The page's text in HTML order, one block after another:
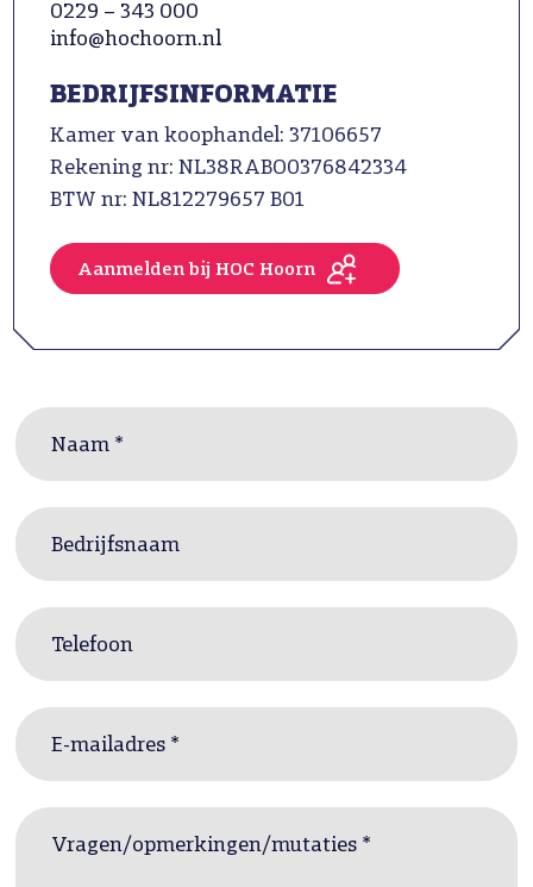
0229 – 343 000
info@hochoorn.nl
BEDRIJFSINFORMATIE
Kamer van koophandel: 37106657
Rekening nr: NL38RABO0376842334
BTW nr: NL812279657 B01
Aanmelden bij HOC Hoorn
Naam *
Bedrijfsnaam
Telefoon
E-mailadres *
Vragen/opmerkingen/mutaties *